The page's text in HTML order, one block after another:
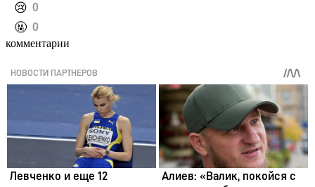
️😢 0
️🤬 0
комментарии